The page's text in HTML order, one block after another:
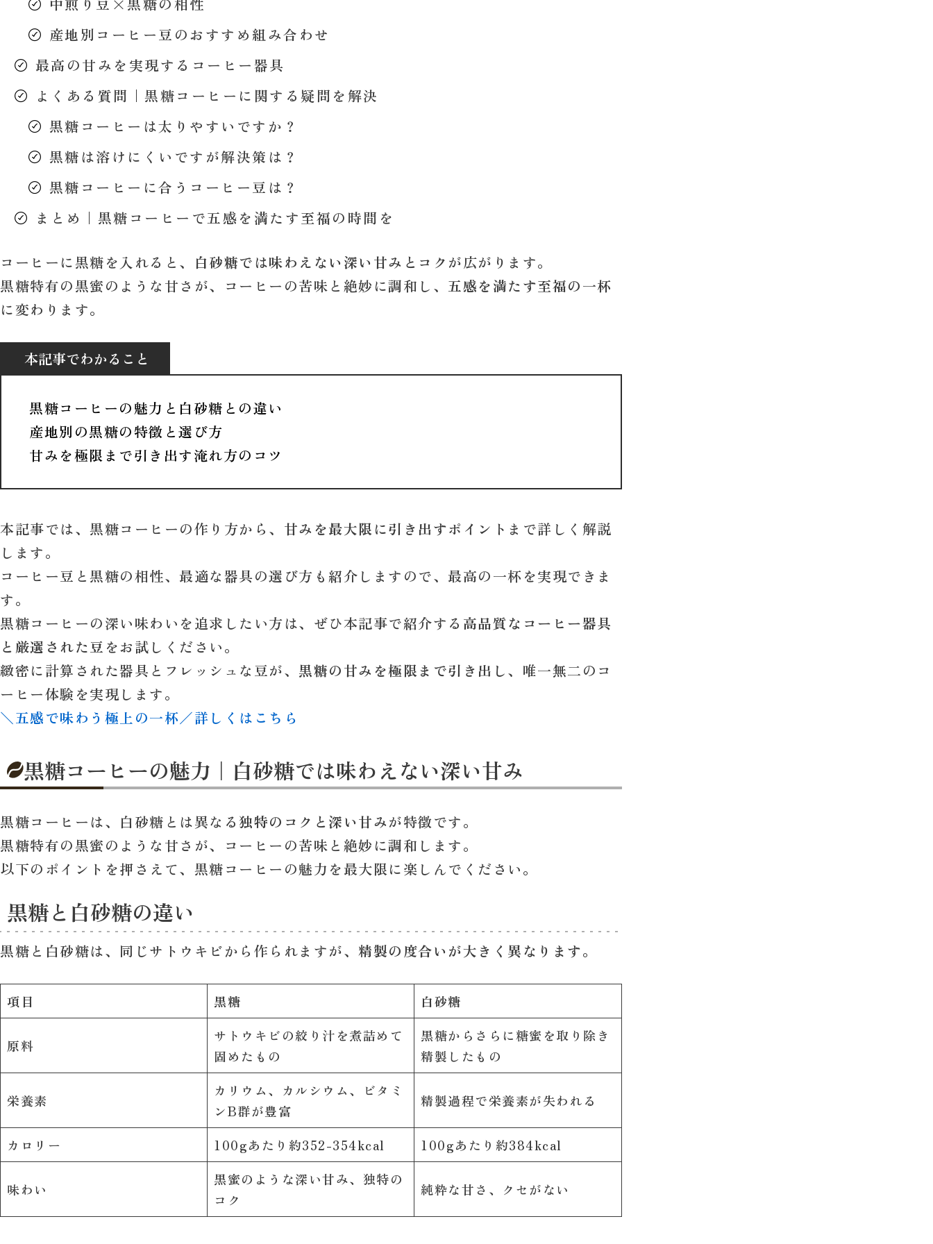
産地別コーヒー豆のおすすめ組み合わせ
最高の甘みを実現するコーヒー器具
よくある質問｜黒糖コーヒーに関する疑問を解決
黒糖コーヒーは太りやすいですか？
黒糖は溶けにくいですが解決策は？
黒糖コーヒーに合うコーヒー豆は？
まとめ｜黒糖コーヒーで五感を満たす至福の時間を
コーヒーに黒糖を入れると、 白砂糖では味わえない深い甘みとコク が広がります。
黒糖特有の黒蜜のような甘さが、コーヒーの苦味と絶妙に調和し、 五感を満たす至福の一杯
に変わります。
本記事でわかること
黒糖コーヒーの魅力と白砂糖との違い
産地別の黒糖の特徴と選び方
甘みを極限まで引き出す淹れ方のコツ
本記事では、黒糖コーヒーの作り方から、 甘みを最大限に引き出すポイント まで詳しく解説
します。
コーヒー豆と黒糖の相性、最適な器具の選び方も紹介しますので、最高の一杯を実現できま
す。
黒糖コーヒーの深い味わいを追求したい方は、ぜひ本記事で紹介する 高品質なコーヒー器具
と厳選された豆 をお試しください。
緻密に計算された器具とフレッシュな豆が、 黒糖の甘みを極限まで引き出し、唯一無二のコ
ーヒー体験を実現します。
＼五感で味わう極上の一杯／詳しくはこちら
黒糖コーヒーの魅力｜白砂糖では味わえない深い甘み
黒糖コーヒーは、白砂糖とは異なる 独特のコクと深い甘みが特徴です。
黒糖特有の黒蜜のような甘さが、コーヒーの苦味と絶妙に調和します。
以下のポイントを押さえて、黒糖コーヒーの魅力を最大限に楽しんでください。
黒糖と白砂糖の違い
黒糖と白砂糖は、同じサトウキビから作られますが、 精製の度合いが大きく異なります。
項目 黒糖 白砂糖
原料
サトウキビの絞り汁を煮詰めて
固めたもの
黒糖からさらに糖蜜を取り除き
精製したもの
栄養素
カリウム、カルシウム、ビタミ
ンB群が豊富
精製過程で栄養素が失われる
カロリー 100gあたり約352-354kcal 100gあたり約384kcal
味わい
黒蜜のような深い甘み、独特の
コク
純粋な甘さ、クセがない